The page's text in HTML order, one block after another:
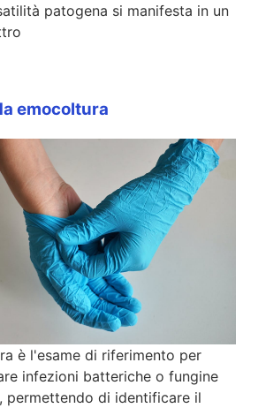
patogena si manifesta in un
emocoltura
è l'esame di riferimento per
infezioni batteriche o fungine
permettendo di identificare il